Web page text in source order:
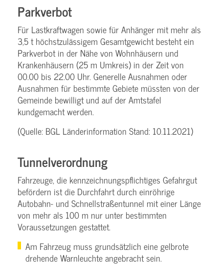
Parkverbot
Für Lastkraftwagen sowie für Anhänger mit mehr als
3,5 t höchstzulässigem Gesamtgewicht besteht ein
Parkverbot in der Nähe von Wohnhäusern und
Krankenhäusern (25 m Umkreis) in der Zeit von
00.00 bis 22.00 Uhr. Generelle Ausnahmen oder
Ausnahmen für bestimmte Gebiete müssten von der
Gemeinde bewilligt und auf der Amtstafel
kundgemacht werden.
(Quelle: BGL Länderinformation Stand: 10.11.2021)
Tunnelverordnung
Fahrzeuge, die kennzeichnungspflichtiges Gefahrgut
befördern ist die Durchfahrt durch einröhrige
Autobahn- und Schnellstraßentunnel mit einer Länge
von mehr als 100 m nur unter bestimmten
Voraussetzungen gestattet.
Am Fahrzeug muss grundsätzlich eine gelbrote
drehende Warnleuchte angebracht sein.